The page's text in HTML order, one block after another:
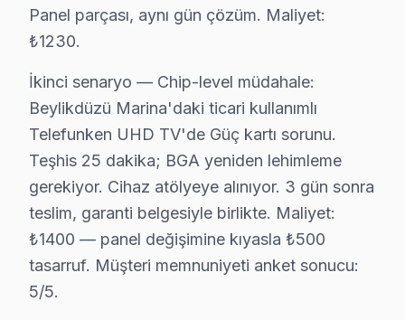
Marmara Mahallesi, genelde 2000 sonrası inşa
Sahil Mahallesi, deniz manzarası ile dikkat çekse de,
Türkoba'da Telefunken TV Servisi
Türkoba Mahallesi, eski ve yeni yapıları bir arada
Yakuplu'da Telefunken TV Servisi
Yakuplu Mahallesi'nde, genellikle modern binaların
Telefunken Arızaları: Sahadan Gerçek Vakalar
Panel parçası, aynı gün çözüm. Maliyet:
₺1230.
İkinci senaryo — Chip-level müdahale:
Beylikdüzü Marina'daki ticari kullanımlı
Telefunken UHD TV'de Güç kartı sorunu.
Teşhis 25 dakika; BGA yeniden lehimleme
gerekiyor. Cihaz atölyeye alınıyor. 3 gün sonra
teslim, garanti belgesiyle birlikte. Maliyet:
₺1400 — panel değişimine kıyasla ₺500
tasarruf. Müşteri memnuniyeti anket sonucu:
5/5.